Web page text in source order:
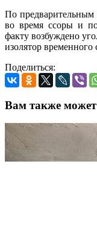
По
во время ссоры и
факту возбуждено
изолятор временного
Поделиться:
Вам также может